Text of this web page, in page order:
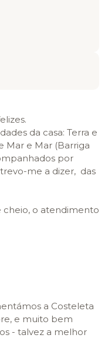
da casa: Terra e
Mar e Mar (Barriga
por
me a dizer, das
o atendimento
a Costeleta
e muito bem
- talvez a melhor